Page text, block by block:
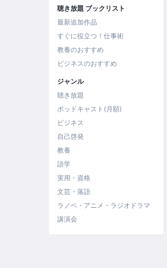
聴き放題 ブックリスト
最新追加作品
すぐに役立つ！仕事術
教養のおすすめ
ビジネスのおすすめ
ジャンル
聴き放題
ポッドキャスト(月額)
ビジネス
自己啓発
教養
語学
実用・資格
文芸・落語
ラノベ・アニメ・ラジオドラマ
講演会